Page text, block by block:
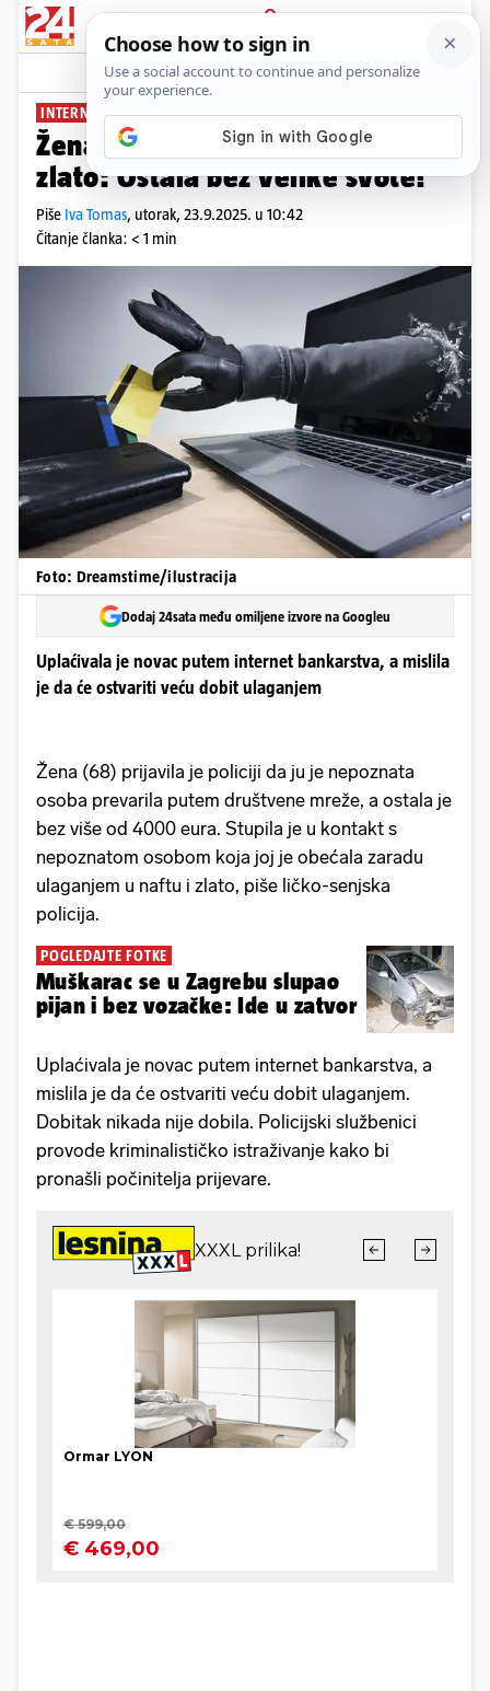
PRIJAVA
News Komentari
INTERNET PREVARA
Žena u Senju 'ulagala' u naftu i
zlato: Ostala bez velike svote!
Piše Iva Tomas, utorak, 23.9.2025. u 10:42
Čitanje članka: < 1 min
Foto: Dreamstime/ilustracija
Dodaj 24sata među omiljene izvore na Googleu
Uplaćivala je novac putem internet bankarstva, a mislila
je da će ostvariti veću dobit ulaganjem
Žena (68) prijavila je policiji da ju je nepoznata
osoba prevarila putem društvene mreže, a ostala je
bez više od 4000 eura. Stupila je u kontakt s
nepoznatom osobom koja joj je obećala zaradu
ulaganjem u naftu i zlato, piše ličko-senjska
policija.
POGLEDAJTE FOTKE
Muškarac se u Zagrebu slupao
pijan i bez vozačke: Ide u zatvor
Uplaćivala je novac putem internet bankarstva, a
mislila je da će ostvariti veću dobit ulaganjem.
Dobitak nikada nije dobila. Policijski službenici
provode kriminalističko istraživanje kako bi
pronašli počinitelja prijevare.